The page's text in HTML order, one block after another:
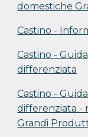
domestiche
Castino -
Castino -
differenziata
Castino -
differenziata -
Grandi